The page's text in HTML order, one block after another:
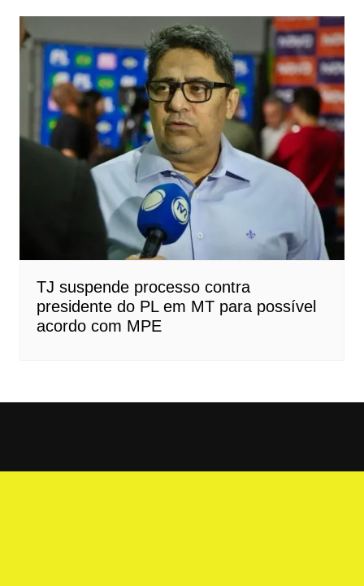
TJ suspende processo contra
presidente do PL em MT para possível
acordo com MPE